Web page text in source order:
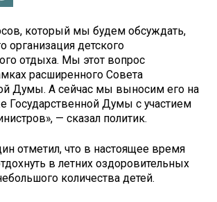
который мы будем обсуждать,
организация детского
отдыха. Мы этот вопрос
расширенного Совета
Думы. А сейчас мы выносим его на
Государственной Думы с участием
— сказал политик.
отметил, что в настоящее время
в летних оздоровительных
количества детей.